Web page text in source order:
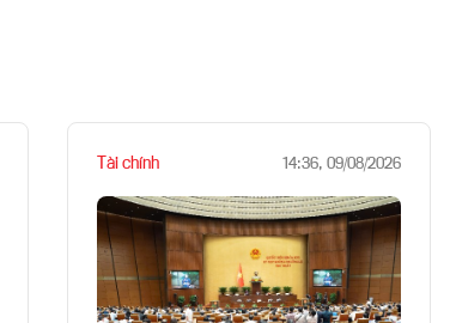
Tài chính 14:36, 09/08/2026